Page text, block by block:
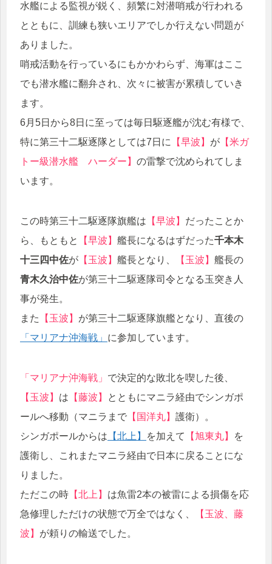
水艦による監視が鋭く、頻繁に対潜哨戒が行われる
とともに、訓練も狭いエリアでしか行えない問題が
ありました。
哨戒活動を行っているにもかかわらず、海軍はここ
でも潜水艦に翻弁され、次々に被害が累積していき
ます。
6月5日から8日に至っては毎日駆逐艦が沈む有様で、
特に第三十二駆逐隊としては7日に
【早波】 が 【米ガ
トー級潜水艦 ハーダー】 の雷撃で沈められてしま
います。
この時第三十二駆逐隊旗艦は 【早波】 だったことか
ら、もともと
【早波】 艦長になるはずだった千本木
十三四中佐が 【玉波】 艦長となり、 【玉波】 艦長の
青木久治中佐が第三十二駆逐隊司令となる玉突き人
事が発生。
また
【玉波】 が第三十二駆逐隊旗艦となり、直後の
「マリアナ沖海戦」 に参加しています。
「マリアナ沖海戦」 で決定的な敗北を喫した後、
【玉波】 は 【藤波】
とともにマニラ経由でシンガポ
ールへ移動（マニラまで 【国洋丸】 護衛）。
シンガポールからは 【北上】 を加えて 【旭東丸】
を
護衛し、これまたマニラ経由で日本に戻ることにな
りました。
ただこの時 【北上】 は魚雷2本の被雷による損傷を応
急修理しただけの状態で万全ではなく、
【玉波、藤
波】 が頼りの輸送でした。